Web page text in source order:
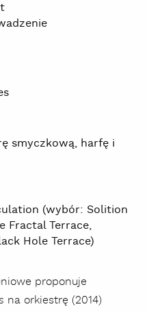
smyczkową, harfę i
(wybór: Solition
Fractal Terrace,
Hole Terrace)
proponuje
na orkiestrę (2014)